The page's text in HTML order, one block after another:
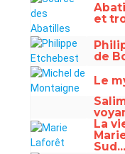
et
de
Le
La
Sud...